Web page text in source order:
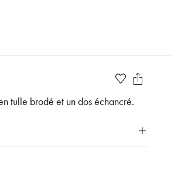
tulle brodé et un dos échancré.